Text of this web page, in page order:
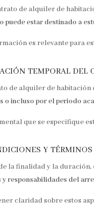
de alquiler de
puede estar destinado a
es relevante para
temporal
de alquiler de habitación
o incluso por el periodo
que se especifique
y
la finalidad y la
y responsabilidades del
claridad sobre estos